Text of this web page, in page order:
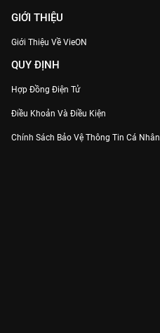
GIỚI THIỆU
Giới Thiệu Về VieON
QUY ĐỊNH
Hợp Đồng Điện Tử
Điều Khoản Và Điều Kiện
Chính Sách Bảo Vệ Thông Tin Cá Nhân